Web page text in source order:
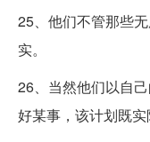
25、他们不管那些
实。
26、当然他们以自
好某事，该计划既实